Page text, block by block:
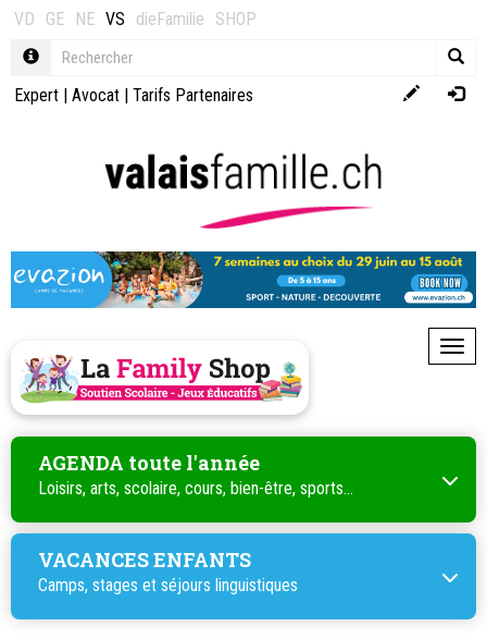
VD GE NE VS dieFamilie SHOP
Expert | Avocat | Tarifs Partenaires
AGENDA toute l'année
Loisirs, arts, scolaire, cours, bien-être, sports...
VACANCES ENFANTS
Camps, stages et séjours linguistiques